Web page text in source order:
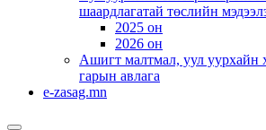
шаардлагатай төслийн
2025 он
2026 он
Ашигт малтмал, уул уурхайн
гарын авлага
e-zasag.mn